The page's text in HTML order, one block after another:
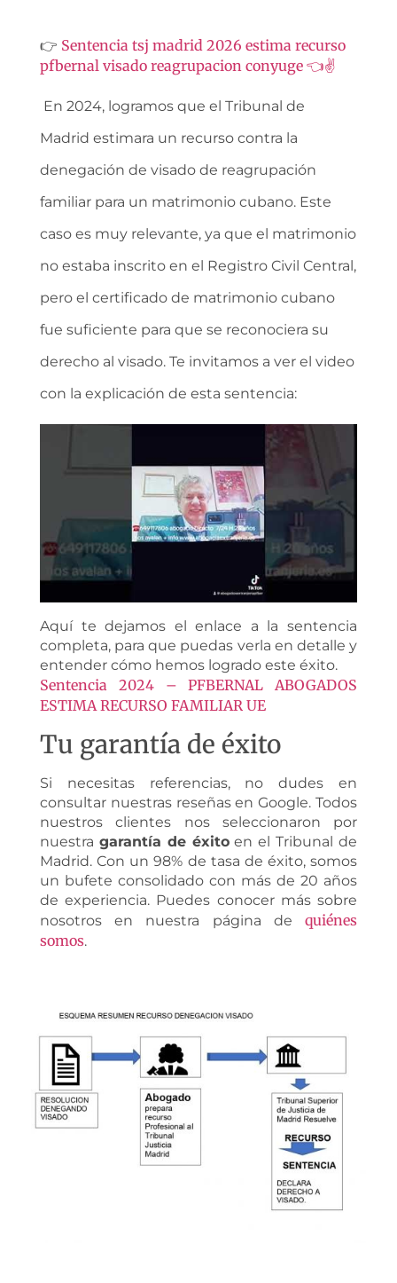
👉 Sentencia tsj madrid 2026 estima recurso
pfbernal visado reagrupacion conyuge 👈✌️
En 2024, logramos que el Tribunal de
Madrid estimara un recurso contra la
denegación de visado de reagrupación
familiar para un matrimonio cubano. Este
caso es muy relevante, ya que el matrimonio
no estaba inscrito en el Registro Civil Central,
pero el certificado de matrimonio cubano
fue suficiente para que se reconociera su
derecho al visado. Te invitamos a ver el video
con la explicación de esta sentencia:
Aquí te dejamos el enlace a la sentencia
completa, para que puedas verla en detalle y
entender cómo hemos logrado este éxito.
Sentencia 2024 – PFBERNAL ABOGADOS
ESTIMA RECURSO FAMILIAR UE
Tu garantía de éxito
Si necesitas referencias, no dudes en
consultar nuestras reseñas en Google. Todos
nuestros clientes nos seleccionaron por
nuestra garantía de éxitoen el Tribunal de
Madrid. Con un 98% de tasa de éxito, somos
un bufete consolidado con más de 20 años
de experiencia. Puedes conocer más sobre
nosotros en nuestra página de quiénes
somos.